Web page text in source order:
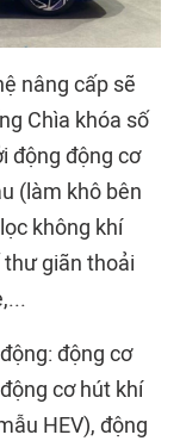
nâng cấp sẽ
Chìa khóa số
động động cơ
(làm khô bên
không khí
thư giãn thoải
động cơ
cơ hút khí
HEV), động